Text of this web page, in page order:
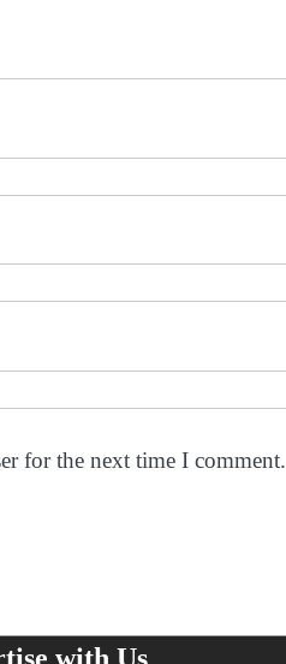
for the next time I comment.
with Us